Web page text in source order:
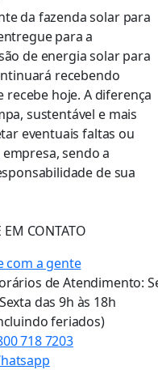
da fazenda solar para
para a
de energia solar para
recebendo
hoje. A diferença
sustentável e mais
eventuais faltas ou
sendo a
de sua
EM CONTATO
com a gente
de Atendimento:
das 9h às 18h
feriados)
718 7203